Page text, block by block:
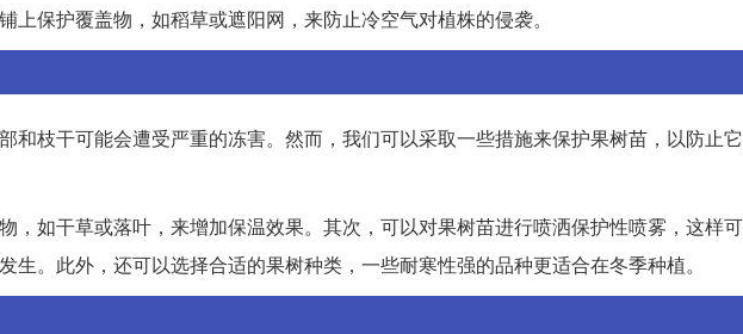
上保护覆盖物，如稻草或遮阳网，来防止冷空气对植株的侵袭。
和枝干可能会遭受严重的冻害。然而，我们可以采取一些措施来保护果树苗，以防止
，如干草或落叶，来增加保温效果。其次，可以对果树苗进行喷洒保护性喷雾，这样
生。此外，还可以选择合适的果树种类，一些耐寒性强的品种更适合在冬季种植。